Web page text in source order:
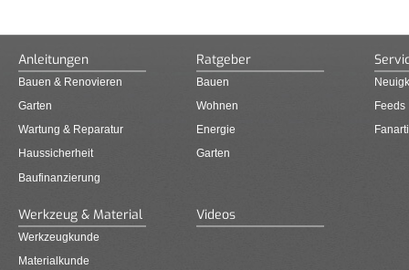
Anleitungen
Bauen & Renovieren
Garten
Wartung & Reparatur
Haussicherheit
Baufinanzierung
Ratgeber
Bauen
Wohnen
Energie
Garten
Feeds
Werkzeug & Material
Werkzeugkunde
Materialkunde
Videos